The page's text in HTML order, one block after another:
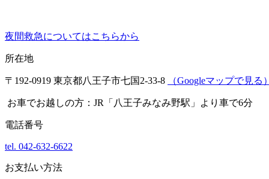
夜間救急についてはこちらから
所在地
〒192-0919 東京都八王子市七国2-33-8 （Googleマップで見る）
お車でお越しの方： JR「八王子みなみ野駅」より車で6分
電話番号
tel. 042-632-6622
お支払い方法